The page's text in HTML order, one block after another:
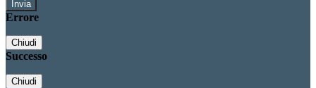
Errore
Chiudi
Successo
Chiudi